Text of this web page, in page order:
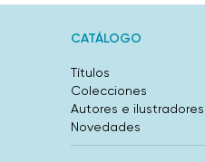
CATÁLOGO
Títulos
Colecciones
Autores e ilustradores
Novedades